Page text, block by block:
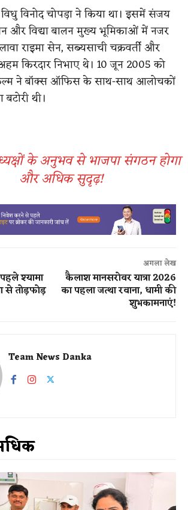
विनोद चोपड़ा ने किया था। इसमें संजय
और विद्या बालन मुख्य भूमिकाओं में नजर
राइमा सेन, सब्यसाची चक्रवर्ती और
अहम किरदार निभाए थे। 10 जून 2005 को
ने बॉक्स ऑफिस के साथ-साथ आलोचकों
थी।
के अनुभव से भाजपा संगठन होगा
और अधिक सुदृढ़!
श्यामा
से तोड़फोड़​
अगला लेख
कैलाश मानसरोवर यात्रा 2026
का पहला जत्था रवाना, धामी की
शुभकामनाएं​!
Team News Danka